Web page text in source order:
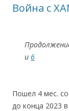
Война с
и 6
Пошел 4 мес.
до конца 2023